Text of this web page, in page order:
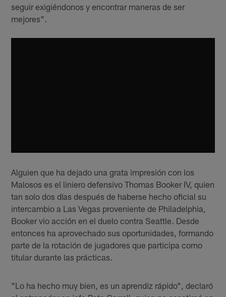
seguir exigiéndonos y encontrar maneras de ser
mejores".
Alguien que ha dejado una grata impresión con los
Malosos es el liniero defensivo Thomas Booker IV, quien
tan solo dos días después de haberse hecho oficial su
intercambio a Las Vegas proveniente de Philadelphia,
Booker vio acción en el duelo contra Seattle. Desde
entonces ha aprovechado sus oportunidades, formando
parte de la rotación de jugadores que participa como
titular durante las prácticas.
"Lo ha hecho muy bien, es un aprendiz rápido", declaró